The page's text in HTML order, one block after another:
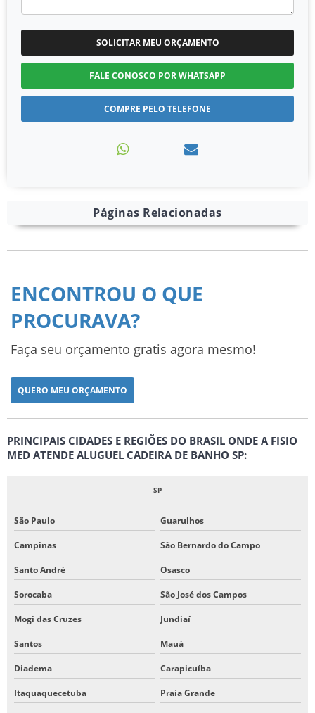
SOLICITAR MEU ORÇAMENTO
FALE CONOSCO POR WHATSAPP
COMPRE PELO TELEFONE
Páginas Relacionadas
ENCONTROU O QUE
PROCURAVA?
Faça seu orçamento gratis agora mesmo!
QUERO MEU ORÇAMENTO
PRINCIPAIS CIDADES E REGIÕES DO BRASIL ONDE A FISIO
MED ATENDE ALUGUEL CADEIRA DE BANHO SP:
SP
São Paulo Guarulhos
Campinas São Bernardo do Campo
Santo André Osasco
Sorocaba São José dos Campos
Mogi das Cruzes Jundiaí
Santos Mauá
Diadema Carapicuíba
Itaquaquecetuba Praia Grande